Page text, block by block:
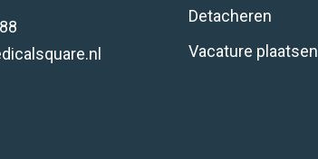
Detacheren
Vacature plaatsen